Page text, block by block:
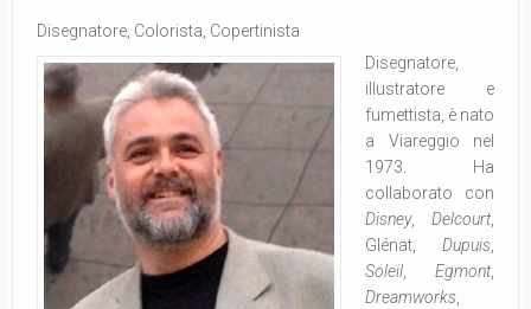
Disegnatore, Colorista, Copertinista
Disegnatore,
illustratore e
fumettista, è nato
a Viareggio nel
1973. Ha
collaborato con
Disney, Delcourt,
Glénat, Dupuis
Soleil
Egmont,
Dreamworks